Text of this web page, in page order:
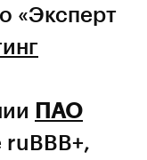
«Эксперт
ПАО
ruBBB+,